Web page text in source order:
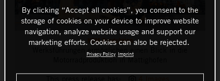
KTM Produktion
Werksführungen ermöglichen einen Blick in die
Motorradproduktion in Mattighofen
By clicking “Accept all cookies”, you consent to the
storage of cookies on your device to improve website
navigation, analyze website usage and support our
marketing efforts. Cookies can also be rejected.
Privacy Policy Imprint